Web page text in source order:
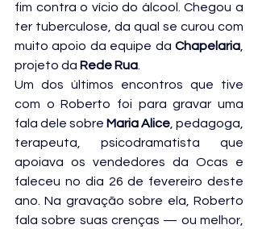
fim contra o vício do álcool. Chegou a
ter tuberculose, da qual se curou com
muito apoio da equipe da Chapelaria
projeto da Rede Rua
Um dos últimos encontros que tive
com o Roberto foi para gravar uma
fala dele sobre Maria Alice , pedagoga,
terapeuta, psicodramatista que
apoiava os vendedores da Ocas e
faleceu no dia 26 de fevereiro deste
ano. Na gravação sobre ela, Roberto
fala sobre suas crenças — ou melhor,